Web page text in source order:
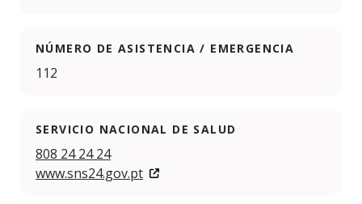
NÚMERO DE ASISTENCIA / EMERGENCIA
112
SERVICIO NACIONAL DE SALUD
808 24 24 24
www.sns24.gov.pt